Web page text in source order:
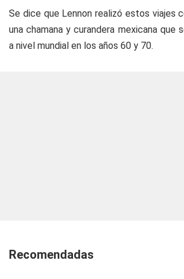
Se dice que Lennon realizó estos viajes
una chamana y curandera mexicana que
a nivel mundial en los años 60 y 70.
Recomendadas